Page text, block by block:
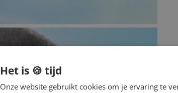
Het is 🍪 tijd
Onze website gebruikt cookies om je ervaring te